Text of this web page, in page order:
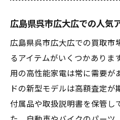
広島県呉市広大広での人気
広島県呉市広大広での買取市
るアイテムがいくつかありま
用の高性能家電は常に需要が
ドの新型モデルは高額査定
付属品や取扱説明書を保管し